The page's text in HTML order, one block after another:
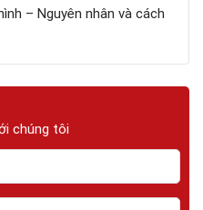
– Nguyên nhân và cách
chúng tôi